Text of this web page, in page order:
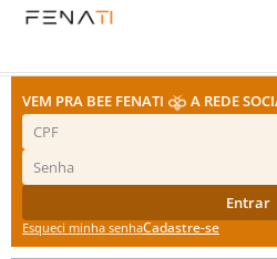
VEM PRA BEE FENATI A REDE
Entrar
Esqueci minha senhaCadastre-se